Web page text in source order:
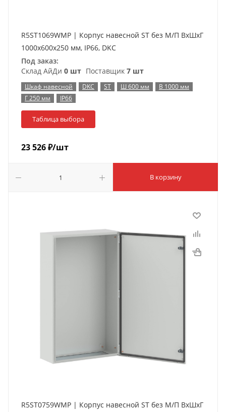
R5ST1069WMP | Корпус навесной ST без М/П ВxШxГ
1000x600x250 мм, IP66, DKC
Под заказ:
Склад АйДи 0 шт Поставщик 7 шт
Шкаф навесной DKC ST Ш 600 мм
В 1000 мм
Г 250 мм
IP66
Таблица выбора
23 526₽/шт
В корзину
R5ST0759WMP | Корпус навесной ST без М/П ВxШxГ